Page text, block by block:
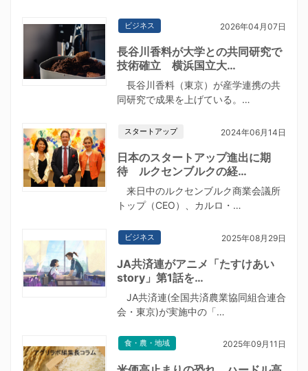
ビジネス 2026年04月07日
長谷川香料が大学との共同研究で
技術確立 横浜国立大…
長谷川香料（東京）が産学連携の共
同研究で成果を上げている。…
スタートアップ 2024年06月14日
日本のスタートアップ進出に期
待 ルクセンブルクの経…
来日中のルクセンブルク商業会議所
トップ（CEO）、カルロ・…
ビジネス 2025年08月29日
JA共済連がアニメ「たすけあい
story」第1話を…
JA共済連(全国共済農業協同組合連合
会・東京)が実施中の「…
食・農・地域 2025年09月11日